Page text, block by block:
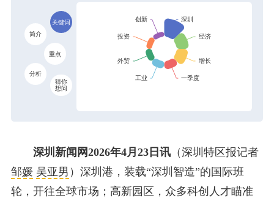
关键词
简介
重点
分析
猜你
想问
深圳新闻网2026年4月23日讯（深圳特区报记者
邹媛 吴亚男 ）深圳港，装载“深圳智造”的国际班
轮，开往全球市场；高新园区，众多科创人才瞄准